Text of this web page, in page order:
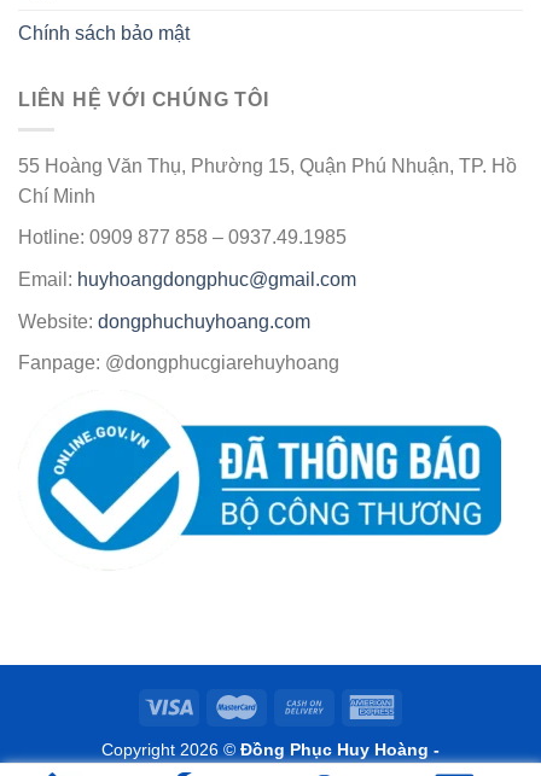
Chính sách bảo mật
LIÊN HỆ VỚI CHÚNG TÔI
55 Hoàng Văn Thụ, Phường 15, Quận Phú Nhuận, TP. Hồ
Chí Minh
Hotline: 0909 877 858 – 0937.49.1985
Email: huyhoangdongphuc@gmail.com
Website: dongphuchuyhoang.com
Fanpage: @dongphucgiarehuyhoang
Copyright 2026 © Đồng Phục Huy Hoàng -